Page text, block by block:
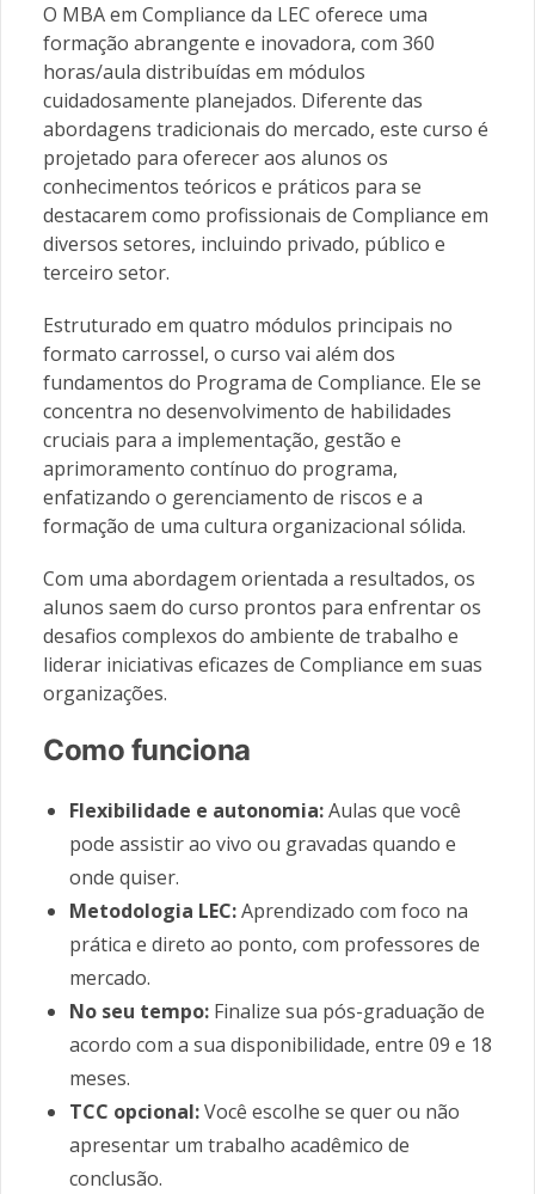
O MBA em Compliance da LEC oferece uma
formação abrangente e inovadora, com 360
horas/aula distribuídas em módulos
cuidadosamente planejados. Diferente das
abordagens tradicionais do mercado, este curso é
projetado para oferecer aos alunos os
conhecimentos teóricos e práticos para se
destacarem como profissionais de Compliance em
diversos setores, incluindo privado, público e
terceiro setor.
Estruturado em quatro módulos principais no
formato carrossel, o curso vai além dos
fundamentos do Programa de Compliance. Ele se
concentra no desenvolvimento de habilidades
cruciais para a implementação, gestão e
aprimoramento contínuo do programa,
enfatizando o gerenciamento de riscos e a
formação de uma cultura organizacional sólida.
Com uma abordagem orientada a resultados, os
alunos saem do curso prontos para enfrentar os
desafios complexos do ambiente de trabalho e
liderar iniciativas eficazes de Compliance em suas
organizações.
Como funciona
Flexibilidade e autonomia:Aulas que você
pode assistir ao vivo ou gravadas quando e
onde quiser.
Metodologia LEC:Aprendizado com foco na
prática e direto ao ponto, com professores de
mercado.
No seu tempo: Finalize sua pós-graduação de
acordo com a sua disponibilidade, entre 09 e 18
meses.
TCC opcional:Você escolhe se quer ou não
apresentar um trabalho acadêmico de
conclusão.